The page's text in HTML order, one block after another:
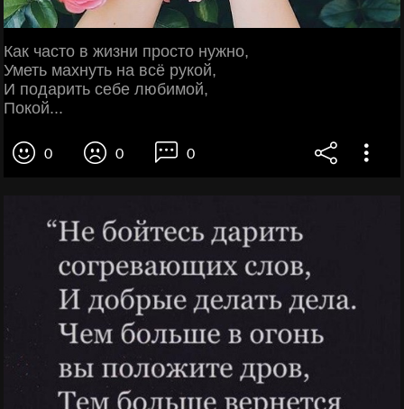
Как часто в жизни просто нужно,
Уметь махнуть на всё рукой,
И подарить себе любимой,
Покой...
0 0 0